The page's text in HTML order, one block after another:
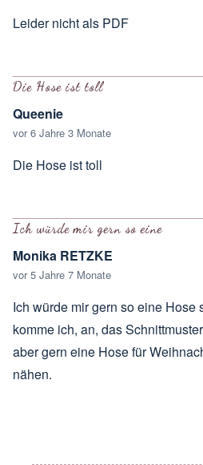
Leider nicht als PDF
Die Hose ist toll
Queenie
vor 6 Jahre 3 Monate
Die Hose ist toll
Ich würde mir gern so eine
Monika RETZKE
vor 5 Jahre 7 Monate
Ich würde mir gern so eine Hose
komme ich, an, das
aber gern eine Hose für
nähen.